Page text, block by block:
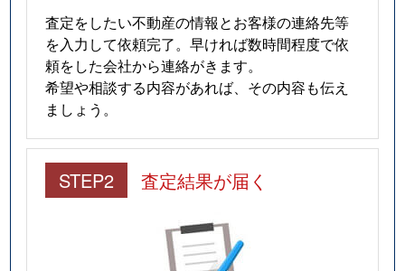
査定をしたい不動産の情報とお客様の連絡先等
を入力して依頼完了。早ければ数時間程度で依
頼をした会社から連絡がきます。
希望や相談する内容があれば、その内容も伝え
ましょう。
STEP2 査定結果が届く